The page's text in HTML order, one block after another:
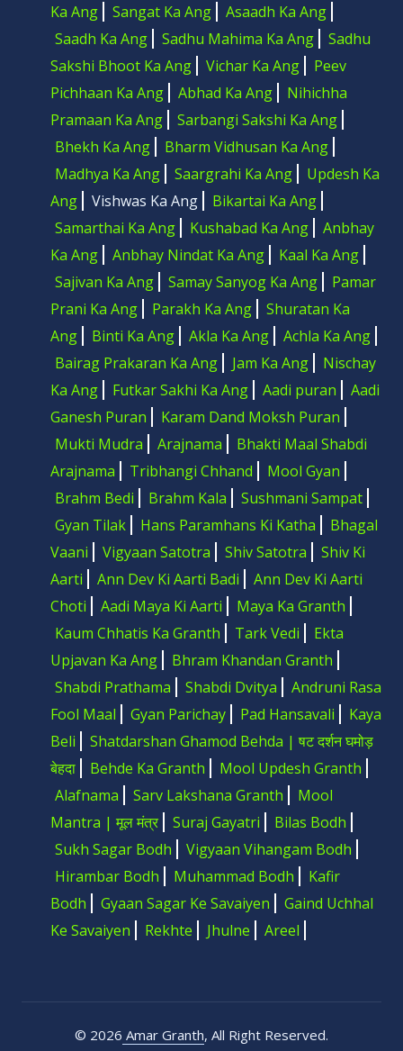
Ka Ang
Sangat Ka Ang
Asaadh Ka Ang
Saadh Ka Ang
Sadhu Mahima Ka Ang
Sadhu
Sakshi Bhoot Ka Ang
Vichar Ka Ang
Peev
Pichhaan Ka Ang
Abhad Ka Ang
Nihichha
Pramaan Ka Ang
Sarbangi Sakshi Ka Ang
Bhekh Ka Ang
Bharm Vidhusan Ka Ang
Madhya Ka Ang
Saargrahi Ka Ang
Updesh Ka
Ang
Vishwas Ka Ang
Bikartai Ka Ang
Samarthai Ka Ang
Kushabad Ka Ang
Anbhay
Ka Ang
Anbhay Nindat Ka Ang
Kaal Ka Ang
Sajivan Ka Ang
Samay Sanyog Ka Ang
Pamar
Prani Ka Ang
Parakh Ka Ang
Shuratan Ka
Ang
Binti Ka Ang Akla Ka Ang
Achla Ka Ang
Bairag Prakaran Ka Ang
Jam Ka Ang
Nischay
Ka Ang
Futkar Sakhi Ka Ang Aadi puran
Aadi
Ganesh Puran
Karam Dand Moksh Puran
Mukti Mudra
Arajnama
Bhakti Maal Shabdi
Arajnama
Tribhangi Chhand
Mool Gyan
Brahm Bedi
Brahm Kala
Sushmani Sampat
Gyan Tilak
Hans Paramhans Ki Katha
Bhagal
Vaani
Vigyaan Satotra Shiv Satotra
Shiv Ki
Aarti
Ann Dev Ki Aarti Badi
Ann Dev Ki Aarti
Choti
Aadi Maya Ki Aarti
Maya Ka Granth
Kaum Chhatis Ka Granth
Tark Vedi
Ekta
Upjavan Ka Ang
Bhram Khandan Granth
Shabdi Prathama
Shabdi Dvitya
Andruni Rasa
Fool Maal
Gyan Parichay Pad Hansavali
Kaya
Beli
Shatdarshan Ghamod Behda | षट दर्शन घमोड़
बेहदा
Behde Ka Granth
Mool Updesh Granth
Alafnama
Sarv Lakshana Granth
Mool
Mantra | मूल मंत्र
Suraj Gayatri
Bilas Bodh
Sukh Sagar Bodh
Vigyaan Vihangam Bodh
Hirambar Bodh
Muhammad Bodh
Kafir
Bodh
Gyaan Sagar Ke Savaiyen
Gaind Uchhal
Ke Savaiyen
Rekhte Jhulne Areel
© 2026 Amar Granth, All Right Reserved.